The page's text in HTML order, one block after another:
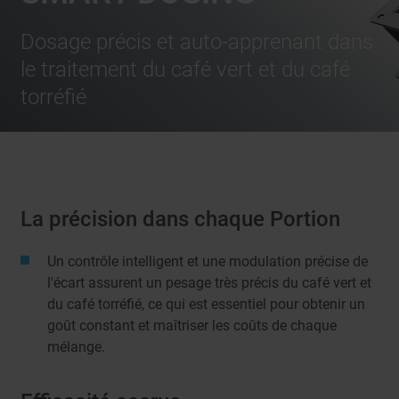
Dosage précis et auto-apprenant dans
le traitement du café vert et du café
torréfié
La précision dans chaque Portion
Un contrôle intelligent et une modulation précise de
l'écart assurent un pesage très précis du café vert et
du café torréfié, ce qui est essentiel pour obtenir un
goût constant et maîtriser les coûts de chaque
mélange.